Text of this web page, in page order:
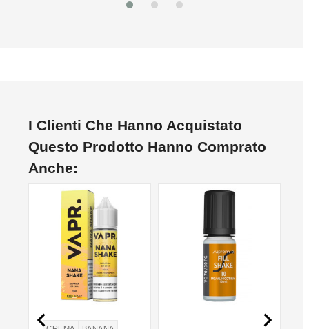
I Clienti Che Hanno Acquistato
Questo Prodotto Hanno Comprato
Anche:
 